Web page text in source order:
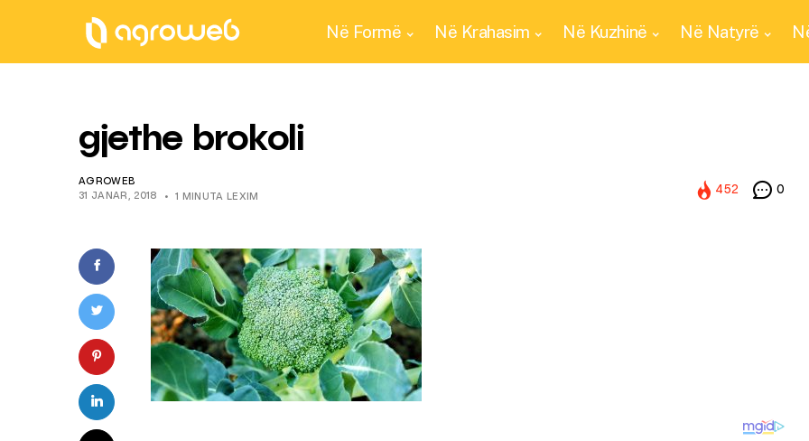
Në Formë Në Krahasim Në Kuzhinë Në Natyrë
gjethe brokoli
AGROWEB
31 JANAR, 2018
1 MINUTA LEXIM
452 0